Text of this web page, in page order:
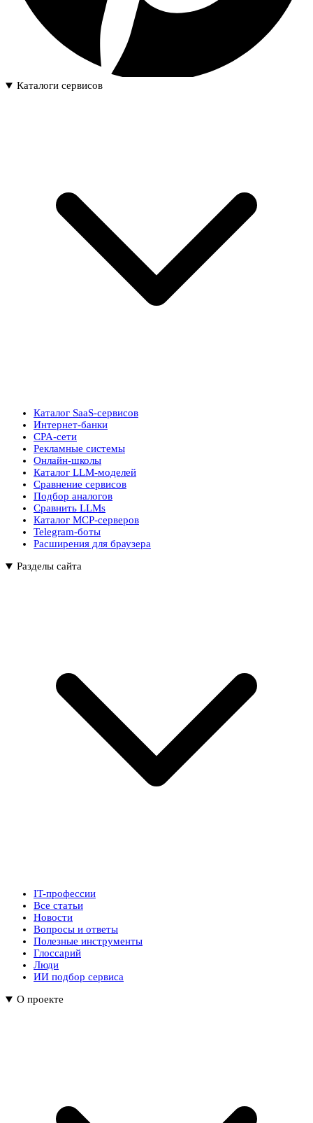
Каталоги сервисов
Каталог SaaS-сервисов
Интернет-банки
CPA-сети
Рекламные системы
Онлайн-школы
Каталог LLM-моделей
Сравнение сервисов
Подбор аналогов
Сравнить LLMs
Каталог MCP-серверов
Telegram-боты
Расширения для браузера
Разделы сайта
IT-профессии
Все статьи
Новости
Вопросы и ответы
Полезные инструменты
Глоссарий
Люди
ИИ подбор сервиса
О проекте